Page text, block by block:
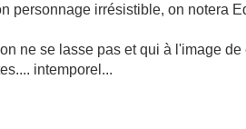
personnage irrésistible, on notera
ne se lasse pas et qui à l'image
intemporel...